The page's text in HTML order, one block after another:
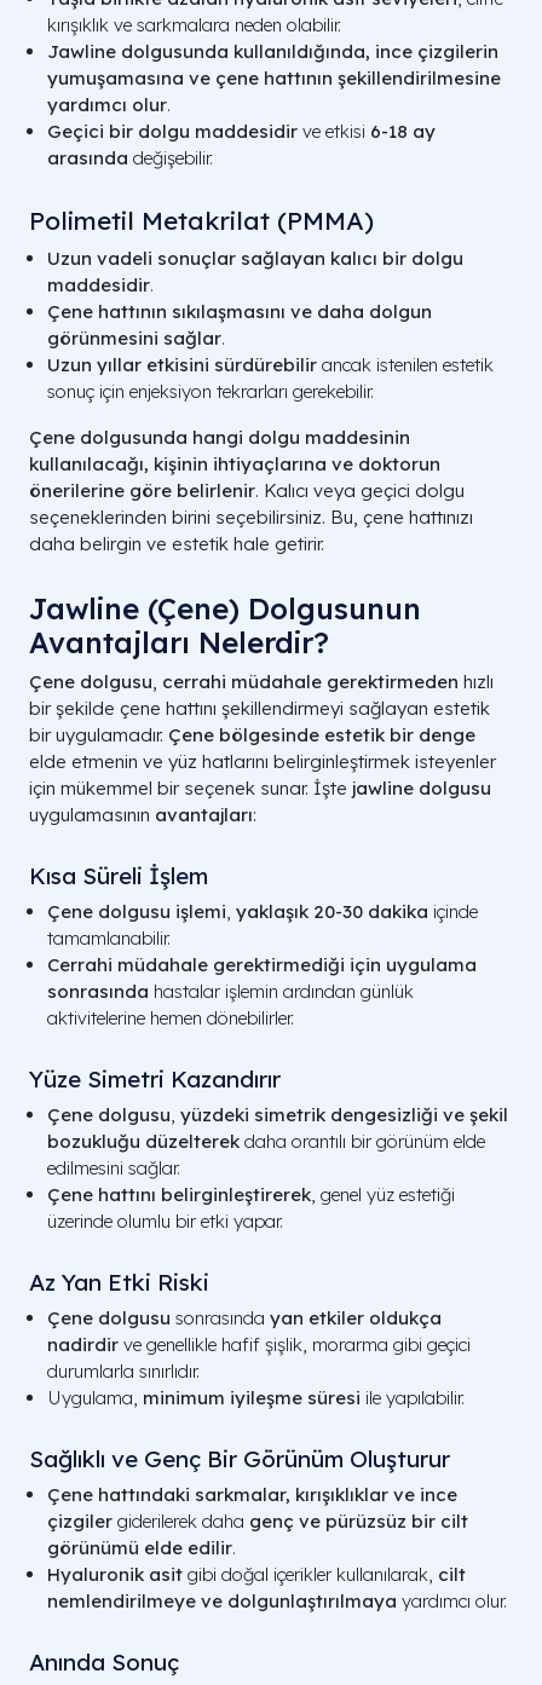
kırışıklık ve sarkmalara neden olabilir.
Jawline dolgusunda kullanıldığında, ince çizgilerin
yumuşamasına ve çene hattının şekillendirilmesine
yardımcı olur.
Geçici bir dolgu maddesidir ve etkisi 6-18 ay
arasında değişebilir.
Polimetil Metakrilat (PMMA)
Uzun vadeli sonuçlar sağlayan kalıcı bir dolgu
maddesidir.
Çene hattının sıkılaşmasını ve daha dolgun
görünmesini sağlar.
Uzun yıllar etkisini sürdürebilir ancak istenilen estetik
sonuç için enjeksiyon tekrarları gerekebilir.
Çene dolgusunda hangi dolgu maddesinin
kullanılacağı, kişinin ihtiyaçlarına ve doktorun
önerilerine göre belirlenir. Kalıcı veya geçici dolgu
seçeneklerinden birini seçebilirsiniz. Bu, çene hattınızı
daha belirgin ve estetik hale getirir.
Jawline (Çene) Dolgusunun
Avantajları Nelerdir?
Çene dolgusu, cerrahi müdahale gerektirmeden hızlı
bir şekilde çene hattını şekillendirmeyi sağlayan estetik
bir uygulamadır. Çene bölgesinde estetik bir denge
elde etmenin ve yüz hatlarını belirginleştirmek isteyenler
için mükemmel bir seçenek sunar. İşte jawline dolgusu
uygulamasının avantajları:
Kısa Süreli İşlem
Çene dolgusu işlemi, yaklaşık 20-30 dakika içinde
tamamlanabilir.
Cerrahi müdahale gerektirmediği için uygulama
sonrasında hastalar işlemin ardından günlük
aktivitelerine hemen dönebilirler.
Yüze Simetri Kazandırır
Çene dolgusu, yüzdeki simetrik dengesizliği ve şekil
bozukluğu düzelterek daha orantılı bir görünüm elde
edilmesini sağlar.
Çene hattını belirginleştirerek, genel yüz estetiği
üzerinde olumlu bir etki yapar.
Az Yan Etki Riski
Çene dolgusu sonrasında yan etkiler oldukça
nadirdir ve genellikle hafif şişlik, morarma gibi geçici
durumlarla sınırlıdır.
Uygulama, minimum iyileşme süresi ile yapılabilir.
Sağlıklı ve Genç Bir Görünüm Oluşturur
Çene hattındaki sarkmalar, kırışıklıklar ve ince
çizgiler giderilerek daha genç ve pürüzsüz bir cilt
görünümü elde edilir.
Hyaluronik asit gibi doğal içerikler kullanılarak, cilt
nemlendirilmeye ve dolgunlaştırılmaya yardımcı olur.
Anında Sonuç